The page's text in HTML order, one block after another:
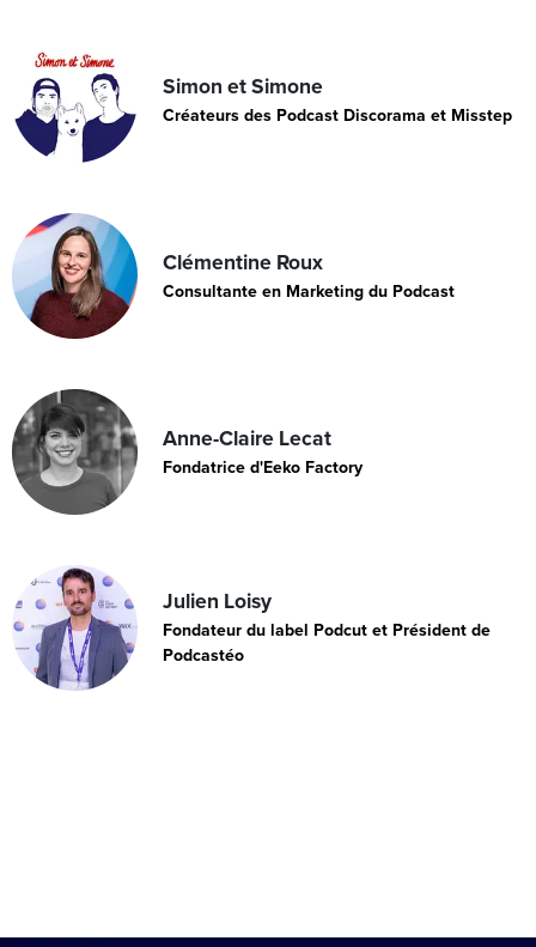
Simon et Simone
Créateurs des Podcast Discorama et Misstep
Clémentine Roux
Consultante en Marketing du Podcast
Anne-Claire Lecat
Fondatrice d'Eeko Factory
Julien Loisy
Fondateur du label Podcut et Président de
Podcastéo